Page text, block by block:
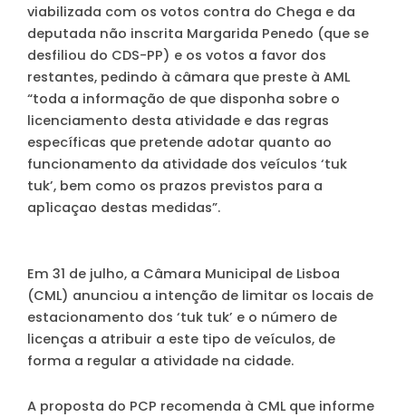
viabilizada com os votos contra do Chega e da
deputada não inscrita Margarida Penedo (que se
desfiliou do CDS-PP) e os votos a favor dos
restantes, pedindo à câmara que preste à AML
“toda a informação de que disponha sobre o
licenciamento desta atividade e das regras
específicas que pretende adotar quanto ao
funcionamento da atividade dos veículos ‘tuk
tuk’, bem como os prazos previstos para a
ap1icaçao destas medidas”.
Em 31 de julho, a Câmara Municipal de Lisboa
(CML) anunciou a intenção de limitar os locais de
estacionamento dos ‘tuk tuk’ e o número de
licenças a atribuir a este tipo de veículos, de
forma a regular a atividade na cidade.
A proposta do PCP recomenda à CML que informe